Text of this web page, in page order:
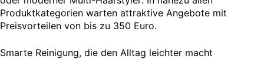
Produktkategorien warten attraktive Angebote mit
Preisvorteilen von bis zu 350 Euro.
Smarte Reinigung, die den Alltag leichter macht